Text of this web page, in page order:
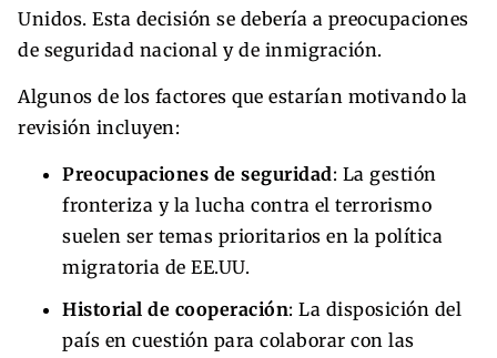
Unidos. Esta decisión se debería a preocupaciones
de seguridad nacional y de inmigración.
Algunos de los factores que estarían motivando la
revisión incluyen:
Preocupaciones de seguridad: La gestión
fronteriza y la lucha contra el terrorismo
suelen ser temas prioritarios en la política
migratoria de EE.UU.
Historial de cooperación: La disposición del
país en cuestión para colaborar con las